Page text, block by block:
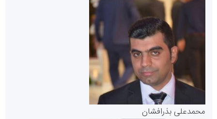
پایگاه خبری گفتمان یزد
سازمان بورس و اوراق بهادار
مرجع اخبار موثق در بازارسرمایه
محمدعلی بذرافشان